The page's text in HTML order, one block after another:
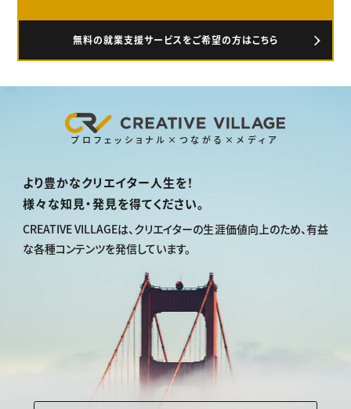
無料の就業支援サービスをご希望の方はこちら
プロフェッショナル×つながる×メディア
より豊かなクリエイター人生を！
様々な知見・発見を得てください。
CREATIVE VILLAGEは、クリエイターの生涯価値向上のため、有益
な各種コンテンツを発信しています。